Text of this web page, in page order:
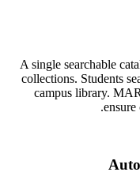
A single searchable
collections. Students
campus library.